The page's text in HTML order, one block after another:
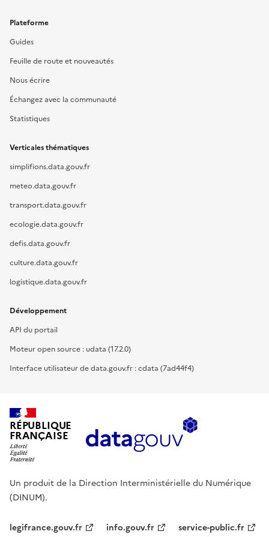
Plateforme
Guides
Feuille de route et nouveautés
Nous écrire
Échangez avec la communauté
Statistiques
Verticales thématiques
simplifions.data.gouv.fr
meteo.data.gouv.fr
transport.data.gouv.fr
ecologie.data.gouv.fr
defis.data.gouv.fr
culture.data.gouv.fr
logistique.data.gouv.fr
Développement
API du portail
Moteur open source : udata (17.2.0)
Interface utilisateur de data.gouv.fr : cdata (7ad44f4)
RÉPUBLIQUE
FRANÇAISE
Un produit de la Direction Interministérielle du Numérique
(DINUM).
legifrance.gouv.fr info.gouv.fr service-public.fr